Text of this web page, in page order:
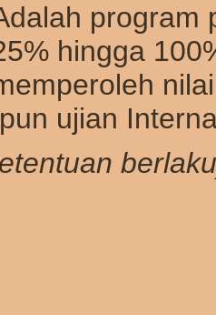
program
hingga
ujian